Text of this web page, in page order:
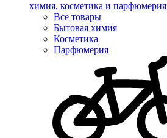
химия, косметика и парфюмерия
Все товары
Бытовая химия
Косметика
Парфюмерия